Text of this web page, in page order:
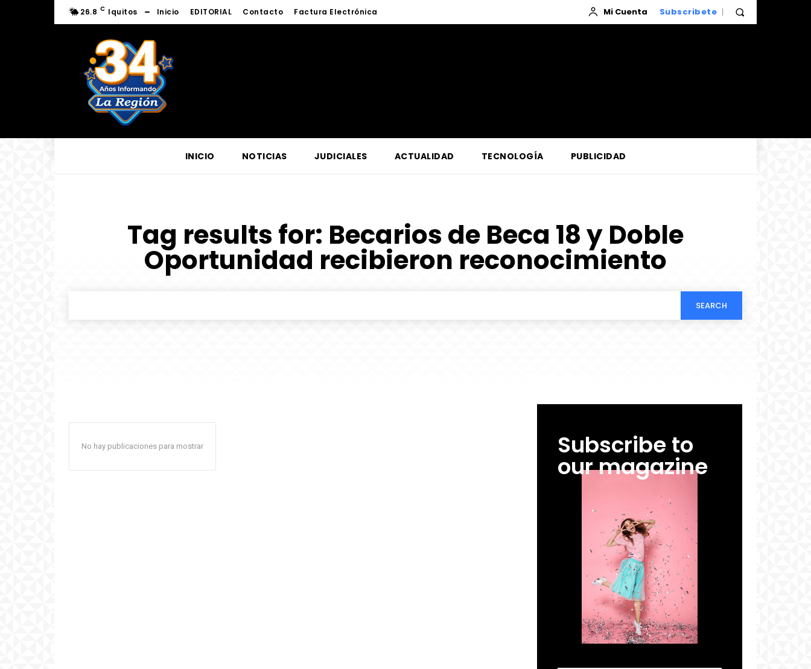
26.8 C Iquitos Inicio EDITORIAL Contacto Factura Electrónica Mi Cuenta Subscribete
INICIO NOTICIAS JUDICIALES ACTUALIDAD TECNOLOGÍA PUBLICIDAD
Tag results for: Becarios de Beca 18 y Doble
Oportunidad recibieron reconocimiento
SEARCH
No hay publicaciones para mostrar Subscribe to
our magazine